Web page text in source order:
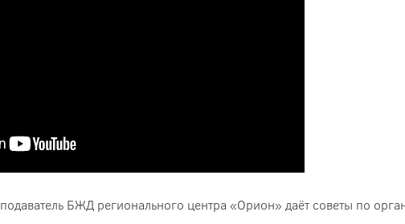
БЖД регионального центра «Орион» даёт советы по